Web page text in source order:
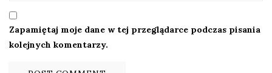
Zapamiętaj moje dane w tej przeglądarce podczas pisania
kolejnych komentarzy.